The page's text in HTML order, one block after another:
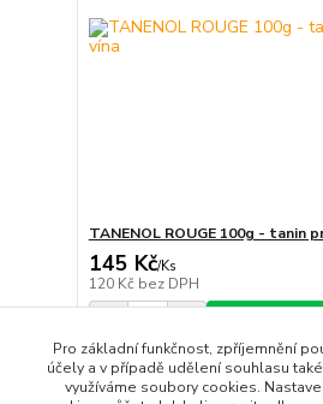
TANENOL ROUGE 100g - tanin
145 Kč/Ks
120 Kč bez DPH
strana z 1
Pro základní funkčnost, zpříjemnění
účely a v případě udělení souhlasu
využíváme soubory cookies.